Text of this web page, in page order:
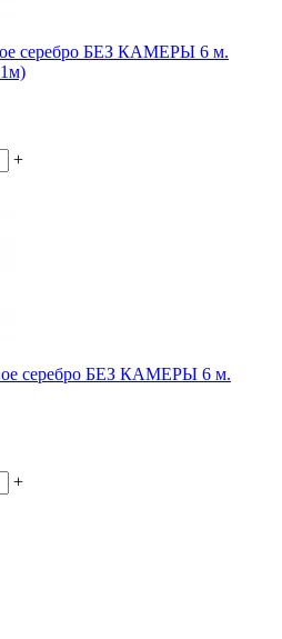
серебро БЕЗ КАМЕРЫ 6 м.
+
серебро БЕЗ КАМЕРЫ 6 м.
+